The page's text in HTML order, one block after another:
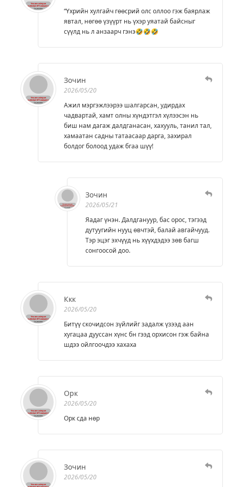
“Үхрийн хулгайч гөөсрий олс оллоо гэж баярлаж
явтал, нөгөө үзүүрт нь үхэр уяатай байсныг
сүүлд нь л анзаарч гэнэ🤣🤣🤣
Зочин
2026/05/20
Ажил мэргэжлээрээ шалгарсан, удирдах
чадвартай, хамт олны хүндэтгэл хүлээсэн нь
биш нам дагаж далдганасан, хахууль, танил тал,
хамаатан садны татаасаар дарга, захирал
болдог болоод удаж бгаа шүү!
Зочин
2026/05/21
Яадаг үнэн. Далдгануур, бас орос, тэгээд
дутуугийн нууц өвчтэй, балай авгайчууд.
Тэр эцэг эхчүүд нь хүүхдэдээ зөв багш
сонгоосой доо.
Ккк
2026/05/20
Битүү скочидсон зүйлийг задалж үзээд аан
хугацаа дууссан хүнс бн гээд орхисон гэж байна
шдээ ойлгоочдээ хахаха
Орк
2026/05/20
Орк сда нөр
Зочин
2026/05/20